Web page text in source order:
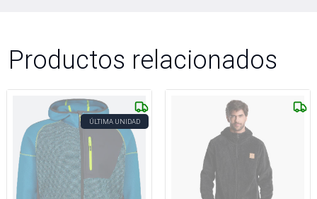
Productos relacionados
ÚLTIMA UNIDAD